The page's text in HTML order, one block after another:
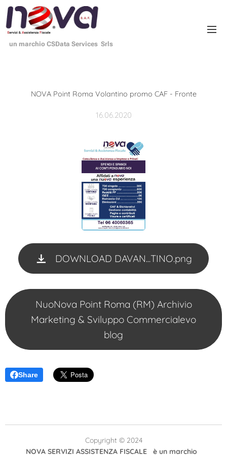
un marchio CSData Services Srls
NOVA Point Roma Volantino promo CAF - Fronte
16.06.2020
DOWNLOAD DAVAN...TINO.png
NuoNova Point Roma (RM) Archivio
Marketing & Sviluppo Commercialevo
blog
Share
Copyright © 2024
NOVA SERVIZI ASSISTENZA FISCALE è un marchio